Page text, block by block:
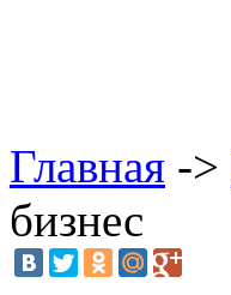
Главная ->
бизнес